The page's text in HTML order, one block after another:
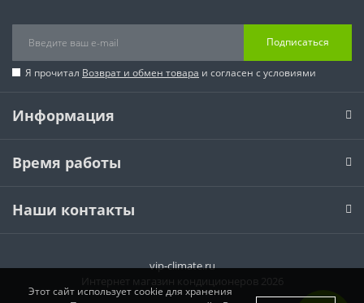
Подписаться
Я прочитал Возврат и обмен товара и согласен с условиями
Информация
Время работы
Наши контакты
vip-climate.ru
Интернет магазин кондиционеров 2026
Этот сайт использует cookie для хранения